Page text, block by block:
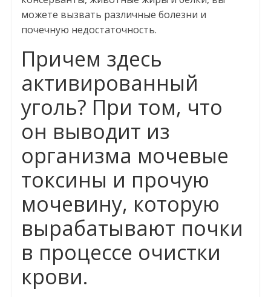
можете вызвать различные болезни и
почечную недостаточность.
Причем здесь
активированный
уголь? При том, что
он выводит из
организма мочевые
токсины и прочую
мочевину, которую
вырабатывают почки
в процессе очистки
крови.